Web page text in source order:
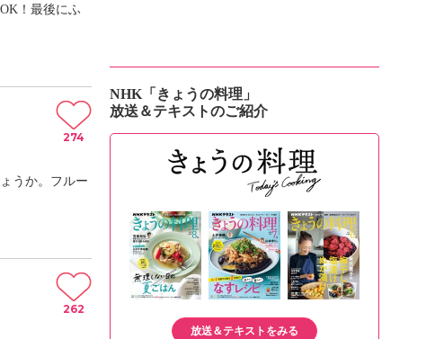
！最後にふ
うか。フルー
274
262
NHK「きょうの料理」
放送＆テキストのご紹介
放送＆テキストをみる